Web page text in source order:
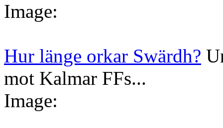
Image:
Hur länge orkar Swärdh?
mot Kalmar FFs...
Image: